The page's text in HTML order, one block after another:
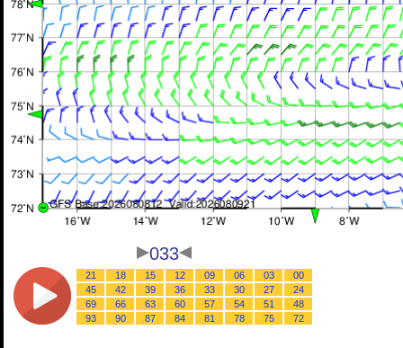
033
00
03
06
09
12
15
18
21
24
27
30
33
36
39
42
45
48
51
54
57
60
63
66
69
72
75
78
81
84
87
90
93